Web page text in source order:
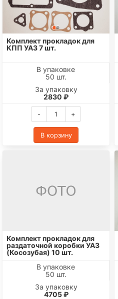
Комплект прокладок для
КПП УАЗ 7 шт.
В упаковке
50 шт.
За упаковку
2830 ₽
- +
В корзину
Комплект прокладок для
раздаточной коробки УАЗ
(Косозубая) 10 шт.
В упаковке
50 шт.
За упаковку
4705 ₽